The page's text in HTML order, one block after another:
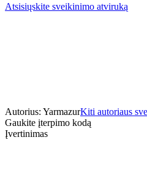
Atsisiųskite sveikinimo atviruką
Autorius: YarmazurKiti autoriaus
Gaukite įterpimo kodą
Įvertinimas